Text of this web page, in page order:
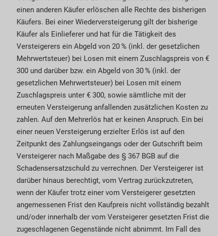
einen anderen Käufer erlöschen alle Rechte des bisherigen
Käufers. Bei einer Wiederversteigerung gilt der bisherige
Käufer als Einlieferer und hat für die Tätigkeit des
Versteigerers ein Abgeld von 20 % (inkl. der gesetzlichen
Mehrwertsteuer) bei Losen mit einem Zuschlagspreis von €
300 und darüber bzw. ein Abgeld von 30 % (inkl. der
gesetzlichen Mehrwertsteuer) bei Losen mit einem
Zuschlags­preis unter € 300, sowie sämtliche mit der
erneuten Versteigerung anfallenden zusätzlichen Kosten zu
zahlen. Auf den Mehrerlös hat er keinen An­­spruch. Ein bei
einer neuen Versteigerung erzielter Erlös ist auf den
Zeitpunkt des Zahlungseingangs oder der Gutschrift beim
Versteigerer nach Maß­gabe des § 367 BGB auf die
Schadens­ersatz­schuld zu verrechnen. Der Versteigerer ist
darüber hinaus berechtigt, vom Vertrag zurückzutreten,
wenn der Käufer trotz einer vom Versteigerer gesetzten
angemessenen Frist den Kaufpreis nicht vollständig bezahlt
und/oder innerhalb der vom Verstei­gerer gesetzten Frist die
zugeschlagenen Gegen­stände nicht abnimmt. Im Fall des